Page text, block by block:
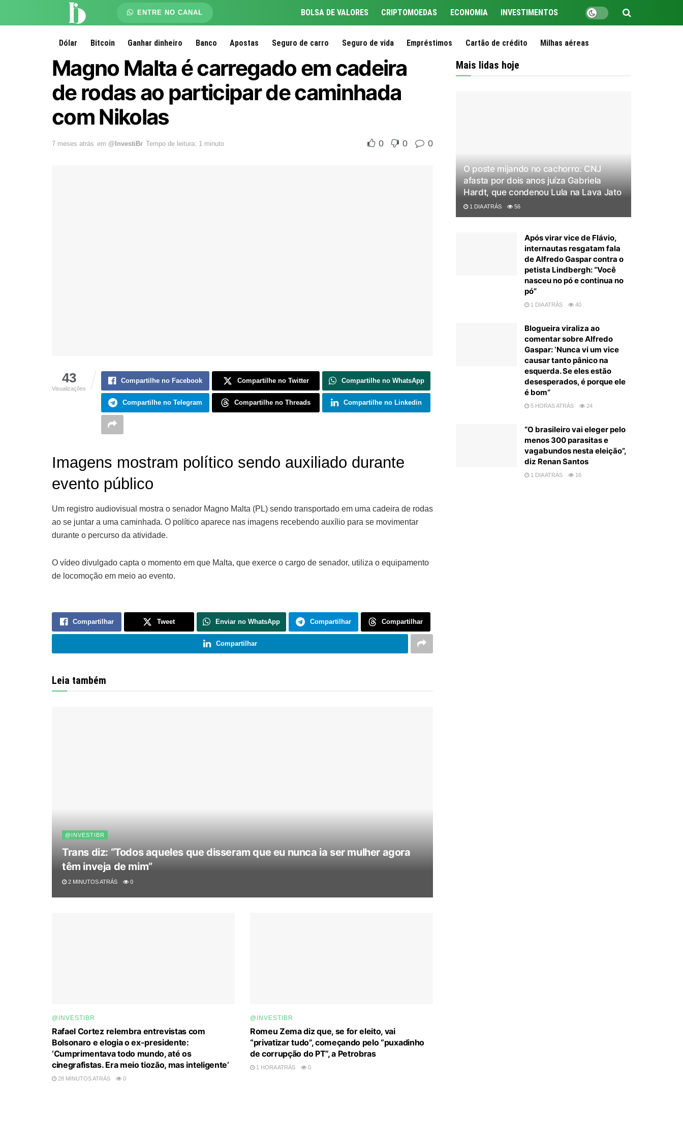
ENTRE NO CANAL BOLSA DE VALORES CRIPTOMOEDAS ECONOMIA INVESTIMENTOS
Dólar Bitcoin Ganhar dinheiro Banco Apostas Seguro de carro Seguro de vida Empréstimos Cartão de crédito Milhas aéreas
Magno Malta é carregado em cadeira
de rodas ao participar de caminhada
com Nikolas
7 meses atrás em @InvestiBr Tempo de leitura: 1 minuto 0 0 0
43
Visualizações
Compartilhe no Facebook Compartilhe no Twitter Compartilhe no WhatsApp
Compartilhe no Telegram Compartilhe no Threads Compartilhe no Linkedin
Imagens mostram político sendo auxiliado durante
evento público
Um registro audiovisual mostra o senador Magno Malta (PL) sendo transportado em uma cadeira de rodas
ao se juntar a uma caminhada. O político aparece nas imagens recebendo auxílio para se movimentar
durante o percurso da atividade.
O vídeo divulgado capta o momento em que Malta, que exerce o cargo de senador, utiliza o equipamento
de locomoção em meio ao evento.
Compartilhar Tweet Enviar no WhatsApp Compartilhar Compartilhar
Compartilhar
Leia também
@INVESTIBR
Trans diz: “Todos aqueles que disseram que eu nunca ia ser mulher agora
têm inveja de mim”
2 MINUTOS ATRÁS 0
@INVESTIBR
Rafael Cortez relembra entrevistas com
Bolsonaro e elogia o ex-presidente:
‘Cumprimentava todo mundo, até os
cinegrafistas. Era meio tiozão, mas inteligente’
28 MINUTOS ATRÁS 0
@INVESTIBR
Romeu Zema diz que, se for eleito, vai
“privatizar tudo”, começando pelo “puxadinho
de corrupção do PT”, a Petrobras
1 HORA ATRÁS 0
Mais lidas hoje
O poste mijando no cachorro: CNJ
afasta por dois anos juíza Gabriela
Hardt, que condenou Lula na Lava Jato
1 DIA ATRÁS 56
Após virar vice de Flávio,
internautas resgatam fala
de Alfredo Gaspar contra o
petista Lindbergh: “Você
nasceu no pó e continua no
pó”
1 DIA ATRÁS 40
Blogueira viraliza ao
comentar sobre Alfredo
Gaspar: ‘Nunca vi um vice
causar tanto pânico na
esquerda. Se eles estão
desesperados, é porque ele
é bom”
5 HORAS ATRÁS 24
“O brasileiro vai eleger pelo
menos 300 parasitas e
vagabundos nesta eleição”,
diz Renan Santos
1 DIA ATRÁS 16